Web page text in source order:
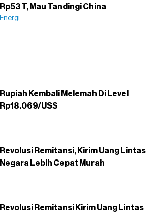
Rp53 T, Mau Tandingi China
Energi
Rupiah Kembali Melemah Di Level
Rp18.069/US$
Revolusi Remitansi, Kirim Uang Lintas
Negara Lebih Cepat Murah
Revolusi Remitansi Kirim Uang Lintas